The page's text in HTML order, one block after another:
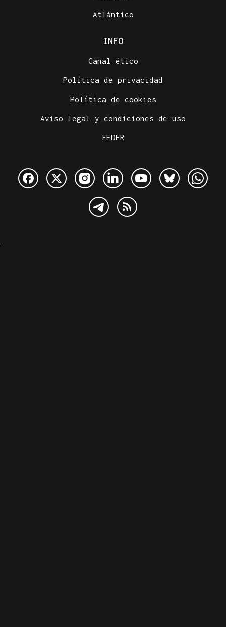
Atlántico
INFO
Canal ético
Política de privacidad
Política de cookies
Aviso legal y condiciones de uso
FEDER